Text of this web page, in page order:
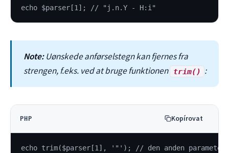
echo $parser[1]; // "j.n.Y - H:i"
Note:Uønskede anførselstegn kan fjernes fra
strengen, f.eks. ved at bruge funktionen trim() :
PHP Kopírovat
echo trim($parser[1], '"'); // den anden